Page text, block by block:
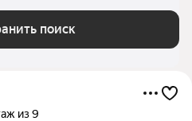
поиск
из 9